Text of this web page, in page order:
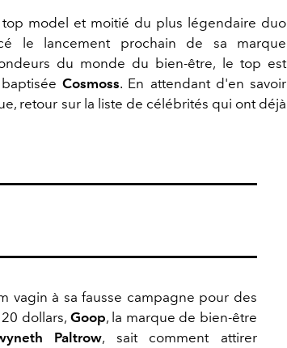
top model et moitié du plus légendaire duo
le lancement prochain de sa marque
du monde du bien-être, le top est
baptiséeCosmoss. En attendant d'en savoir
retour sur la liste de célébrités qui ont déjà
vagin à sa fausse campagne pour des
dollars, Goop, la marque de bien-être
Paltrow, sait comment attirer